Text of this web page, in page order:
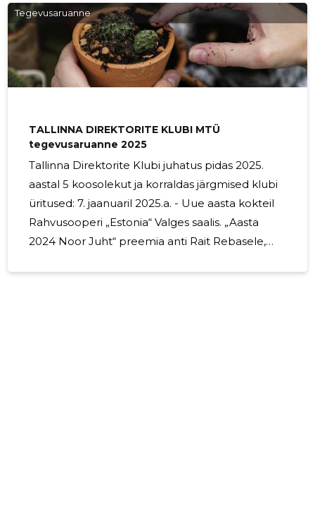
avatavat teist sõsartehast Lichtenaus, Saksamaal.
Enamik ettevõtte poolt toodetavatest pakenditest leiab
kasutust tehniliste aerosooltoodete pakendamisel,
lisaks kasutatakse tema
Tegevusaruanne
TALLINNA DIREKTORITE KLUBI MTÜ
tegevusaruanne 2025
Tallinna Direktorite Klubi juhatus pidas 2025.
aastal 5 koosolekut ja korraldas järgmised klubi
üritused: 7. jaanuaril 2025.a. - Uue aasta kokteil
Rahvusooperi „Estonia“ Valges saalis. „Aasta
2024 Noor Juht“ preemia anti Rait Rebasele,